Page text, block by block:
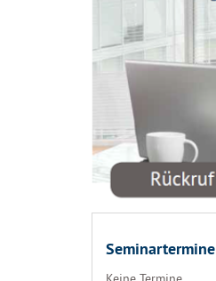
Seminartermine